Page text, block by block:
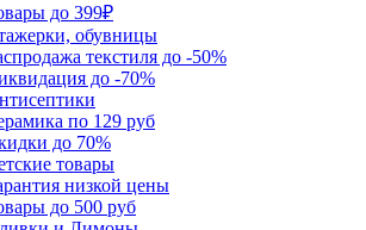
до 399₽
обувницы
текстиля до -50%
до -70%
по 129 руб
до 70%
товары
низкой цены
до 500 руб